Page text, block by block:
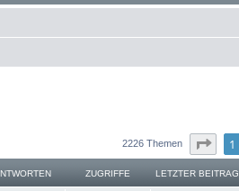
2226 Themen Seite1
ZUGRIFFE LETZTER BEITRAG